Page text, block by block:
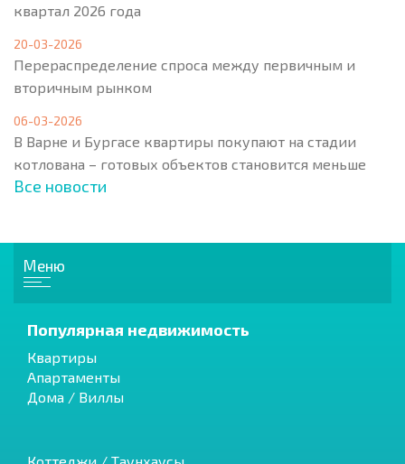
квартал 2026 года
20-03-2026
Перераспределение спроса между первичным и
вторичным рынком
06-03-2026
В Варне и Бургасе квартиры покупают на стадии
котлована – готовых объектов становится меньше
Все новости
Меню
Популярная недвижимость
Квартиры
Апартаменты
Дома / Виллы
Коттеджи / Таунхаусы